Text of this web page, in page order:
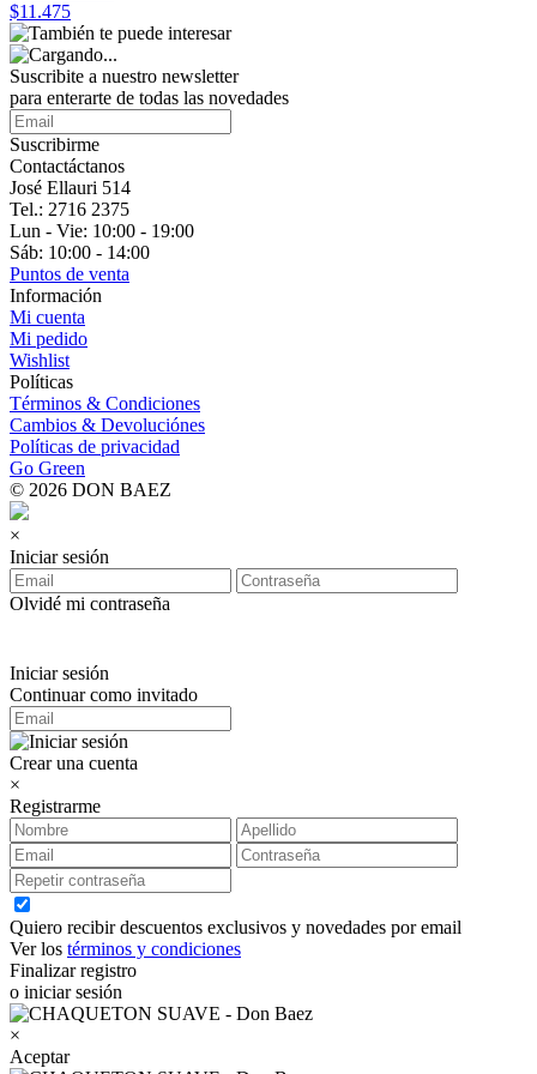
$11.475
Suscribite a nuestro newsletter
para enterarte de todas las novedades
Suscribirme
Contactáctanos
José Ellauri 514
Tel.: 2716 2375
Lun - Vie: 10:00 - 19:00
Sáb: 10:00 - 14:00
Puntos de venta
Información
Mi cuenta
Mi pedido
Wishlist
Políticas
Términos & Condiciones
Cambios & Devoluciónes
Políticas de privacidad
Go Green
© 2026 DON BAEZ
×
Iniciar sesión
Olvidé mi contraseña
Iniciar sesión
Continuar como invitado
Crear una cuenta
×
Registrarme
Quiero recibir descuentos exclusivos y novedades por email
Ver los términos y condiciones
Finalizar registro
o iniciar sesión
×
Aceptar